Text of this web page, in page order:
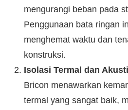
mengurangi beban pada
Penggunaan bata ringan
menghemat waktu dan
konstruksi.
Isolasi Termal dan
Bricon menawarkan
termal yang sangat baik,